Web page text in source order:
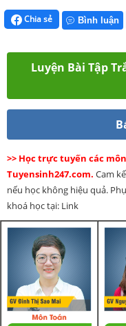
Chia sẻ Bình luận
Luyện Bài Tập
>> Học trực tuyến các
Tuyensinh247.com. Cam
nếu học không hiệu quả.
khoá học tại: Link